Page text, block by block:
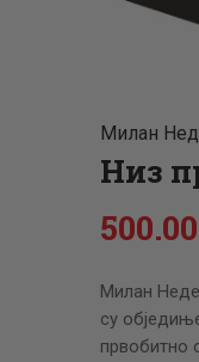
Милан
Низ
500.00
Милан
су
првобитно